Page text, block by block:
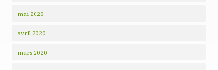
mai 2020
avril 2020
mars 2020